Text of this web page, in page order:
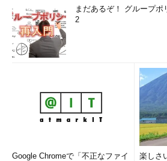
まだあるぞ！ グループポ
2
Google Chromeで「不正なファイ
楽しさ